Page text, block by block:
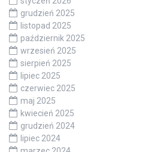
grudzień 2025
listopad 2025
październik 2025
wrzesień 2025
sierpień 2025
lipiec 2025
czerwiec 2025
maj 2025
kwiecień 2025
grudzień 2024
lipiec 2024